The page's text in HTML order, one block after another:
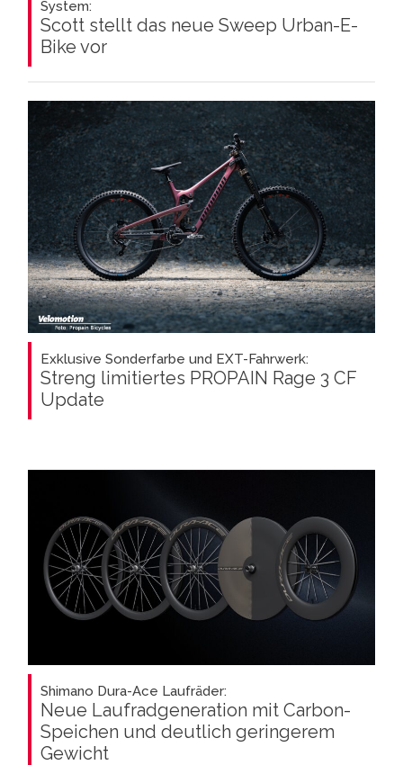
System:
Scott stellt das neue Sweep Urban-E-
Bike vor
Exklusive Sonderfarbe und EXT-Fahrwerk:
Streng limitiertes PROPAIN Rage 3 CF
Update
Shimano Dura-Ace Laufräder:
Neue Laufradgeneration mit Carbon-
Speichen und deutlich geringerem
Gewicht